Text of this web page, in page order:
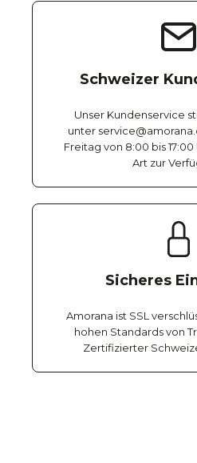
Schweizer
Unser Kundenservice
unter
Freitag von 8:00 bis
Art zur
Sicheres
Amorana ist SSL
hohen Standards von
Zertifizierter